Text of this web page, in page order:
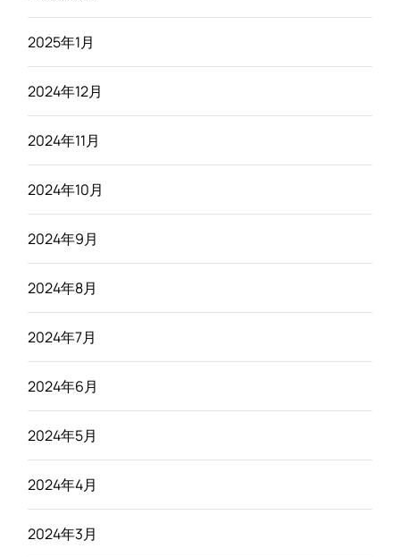
2025年1月
2024年12月
2024年11月
2024年10月
2024年9月
2024年8月
2024年7月
2024年6月
2024年5月
2024年4月
2024年3月